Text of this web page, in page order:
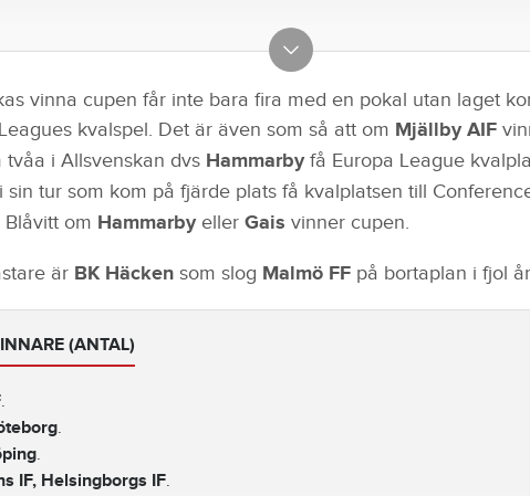
vinna cupen får inte bara fira med en pokal utan laget
kvalspel. Det är även som så att om Mjällby AIF
tvåa i Allsvenskan dvs Hammarbyfå Europa League
i sin tur som kom på fjärde plats få kvalplatsen till
om Hammarbyeller Gais vinner cupen.
är BK Häcken som slog Malmö FF på bortaplan i fjol
(ANTAL)
.
.
.
IF, Helsingborgs IF.